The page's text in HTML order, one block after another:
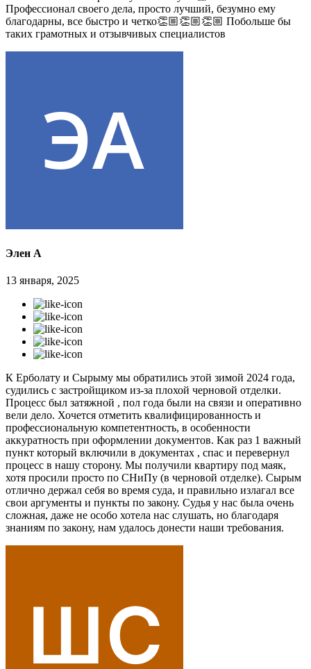
Профессионал своего дела, просто лучший, безумно ему
благодарны, все быстро и четко👏🏼👏🏼👏🏼 Побольше бы
таких грамотных и отзывчивых специалистов
Элен А
13 января, 2025
К Ерболату и Сырыму мы обратились этой зимой 2024 года,
судились с застройщиком из-за плохой черновой отделки.
Процесс был затяжной , пол года были на связи и оперативно
вели дело. Хочется отметить квалифицированность и
профессиональную компетентность, в особенности
аккуратность при оформлении документов. Как раз 1 важный
пункт который включили в документах , спас и перевернул
процесс в нашу сторону. Мы получили квартиру под маяк,
хотя просили просто по СНиПу (в черновой отделке). Сырым
отлично держал себя во время суда, и правильно излагал все
свои аргументы и пункты по закону. Судья у нас была очень
сложная, даже не особо хотела нас слушать, но благодаря
знаниям по закону, нам удалось донести наши требования.